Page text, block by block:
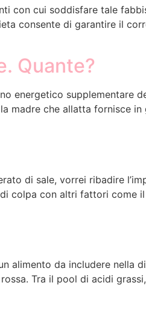
con cui soddisfare tale
consente di garantire il
Quante?
energetico supplementare
madre che allatta fornisce in
di sale, vorrei ribadire
colpa con altri fattori come
alimento da includere nella
Tra il pool di acidi